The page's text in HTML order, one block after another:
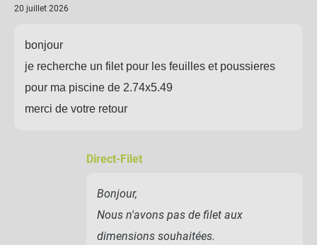
20 juillet 2026
bonjour
je recherche un filet pour les feuilles et poussieres
pour ma piscine de 2.74x5.49
merci de votre retour
Direct-Filet
Bonjour,
Nous n'avons pas de filet aux
dimensions souhaitées.